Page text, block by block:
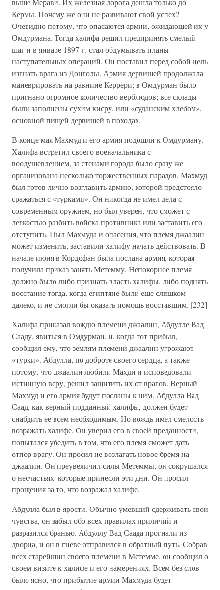
выше Мерави. Их железная дорога дошла только до
Кермы. Почему же они не развивают свой успех?
Очевидно потому, что опасаются армии, ожидающей их у
Омдурмана. Тогда халифа решил предпринять смелый
шаг и в январе 1897 г. стал обдумывать планы
наступательных операций. Он поставил перед собой цель
изгнать врага из Донголы. Армия дервишей продолжала
маневрировать на равнине Керрери; в Омдурман было
пригнано огромное количество верблюдов; все склады
были заполнены сухим кисру, или «суданским хлебом»,
основной пищей дервишей в походах.
В конце мая Махмуд и его армия подошли к Омдурману.
Халифа встретил своего военачальника с
воодушевлением, за стенами города было сразу же
организовано несколько торжественных парадов. Махмуд
был готов лично возглавить армию, которой предстояло
сражаться с «турками». Он никогда не имел дела с
современным оружием, но был уверен, что сможет с
легкостью разбить войска противника или заставить его
отступить. Пыл Махмуда и опасения, что племя джаалин
может изменить, заставили халифу начать действовать. В
начале июня в Кордофан была послана армия, которая
получила приказ занять Метемму. Непокорное племя
должно было либо признать власть халифы, либо поднять
восстание тогда, когда египтяне были еще слишком
далеко, и не смогли бы оказать помощь восставшим. [232]
Халифа приказал вождю племени джаалин, Абдулле Вад
Сааду, явиться в Омдурман, и, когда тот прибыл,
сообщил ему, что землям племени джаалин угрожают
«турки». Абдулла, по доброте своего сердца, а также
потому, что джаалин любили Махди и исповедовали
истинную веру, решил защитить их от врагов. Верный
Махмуд и его армия будут посланы к ним. Абдулла Вад
Саад, как верный подданный халифы, должен будет
снабдить ее всем необходимым. Но вождь имел смелость
возражать халифе. Он уверил его в своей преданности,
попытался убедить в том, что его племя сможет дать
отпор врагу. Он просил не возлагать новое бремя на
джаалин. Он преувеличил силы Метеммы, он сокрушался
о несчастьях, которые принесли эти дни. Он просил
прощения за то, что возражал халифе.
Абдулла был в ярости. Обычно умевший сдерживать свои
чувства, он забыл обо всех правилах приличий и
разразился бранью. Абдуллу Вад Саада прогнали из
дворца, и он в гневе отправился в обратный путь. Собрав
всех старейшин своего племени в Метемме, он сообщил о
своем визите к халифе и его намерениях. Всем без слов
было ясно, что прибытие армии Махмуда будет